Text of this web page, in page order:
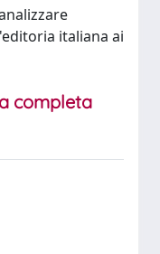
italiana ai
completa